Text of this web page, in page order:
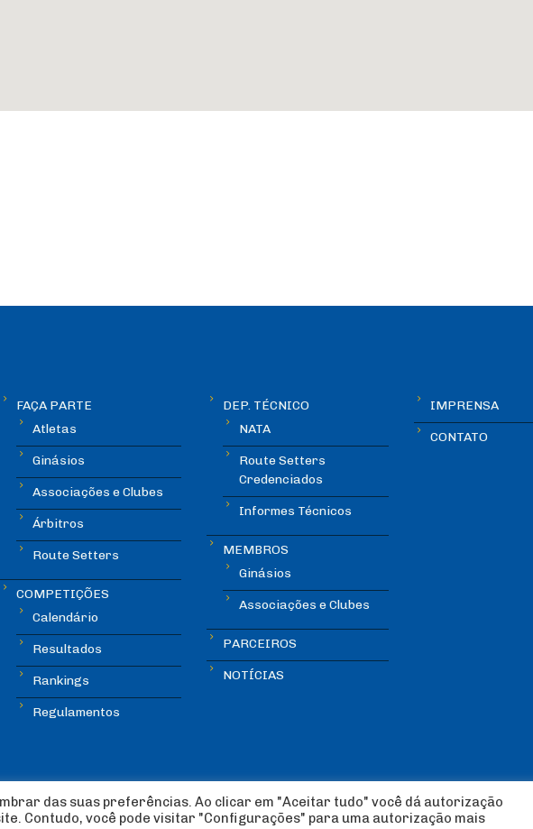
FAÇA PARTE
Atletas
Ginásios
Associações e Clubes
Árbitros
Route Setters
COMPETIÇÕES
Calendário
Resultados
Rankings
Regulamentos
DEP. TÉCNICO
NATA
Route Setters
Credenciados
Informes Técnicos
MEMBROS
Ginásios
Associações e Clubes
PARCEIROS
NOTÍCIAS
IMPRENSA
CONTATO
das suas preferências. Ao clicar em "Aceitar tudo" você dá autorização
Contudo, você pode visitar "Configurações" para uma autorização mais